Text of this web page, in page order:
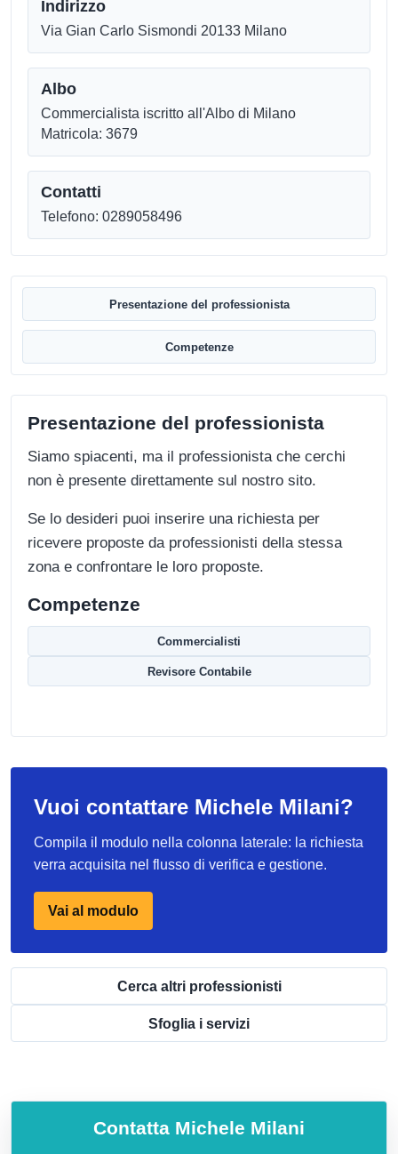
Indirizzo
Via Gian Carlo Sismondi 20133 Milano
Albo
Commercialista iscritto all'Albo di Milano
Matricola: 3679
Contatti
Telefono: 0289058496
Presentazione del professionista
Competenze
Presentazione del professionista
Siamo spiacenti, ma il professionista che cerchi
non è presente direttamente sul nostro sito.
Se lo desideri puoi inserire una richiesta per
ricevere proposte da professionisti della stessa
zona e confrontare le loro proposte.
Competenze
Commercialisti
Revisore Contabile
Vuoi contattare Michele Milani?
Compila il modulo nella colonna laterale: la richiesta
verra acquisita nel flusso di verifica e gestione.
Vai al modulo
Cerca altri professionisti
Sfoglia i servizi
Contatta Michele Milani